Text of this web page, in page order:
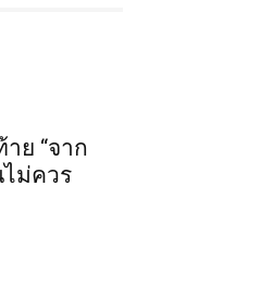
ย “จาก
ม่ควร